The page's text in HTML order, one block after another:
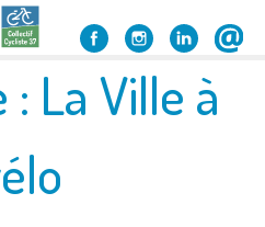
: La Ville à